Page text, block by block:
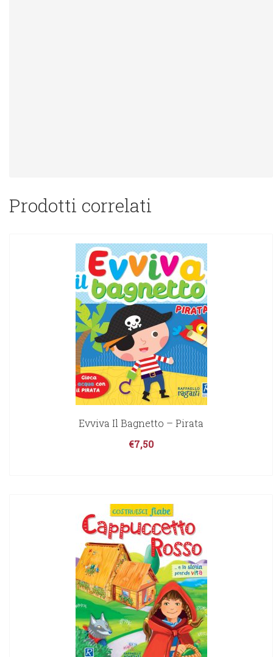
Prodotti correlati
Evviva Il Bagnetto – Pirata
€7,50